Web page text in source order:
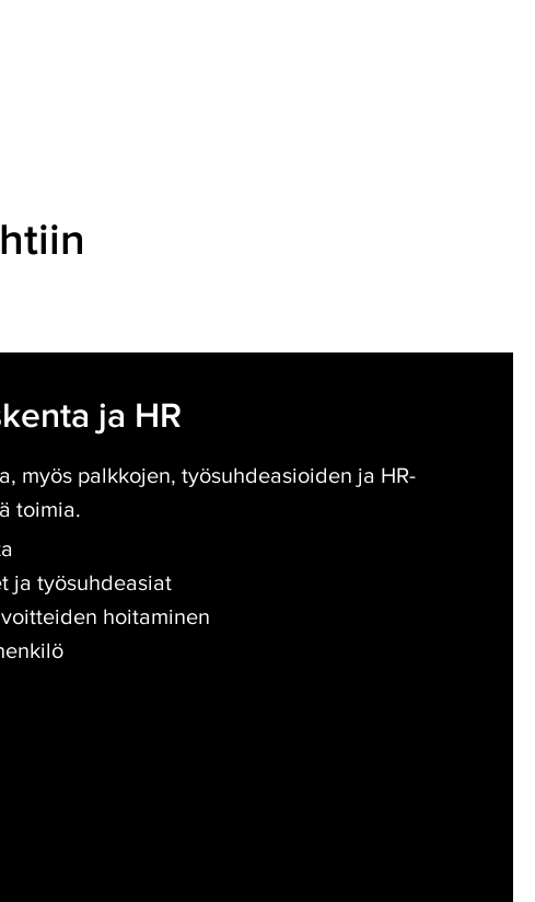
ja HR
myös palkkojen, työsuhdeasioiden ja HR-
toimia.
ja työsuhdeasiat
hoitaminen